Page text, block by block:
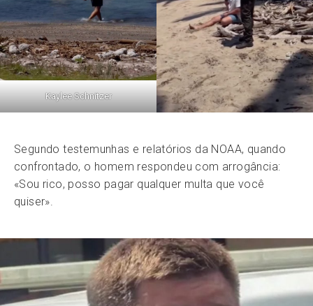
Kaylee Schnitzer
Segundo testemunhas e relatórios da NOAA, quando
confrontado, o homem respondeu com arrogância:
«Sou rico, posso pagar qualquer multa que você
quiser».